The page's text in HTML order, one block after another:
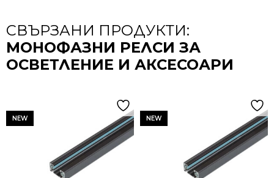
СВЪРЗАНИ ПРОДУКТИ:
МОНОФАЗНИ РЕЛСИ ЗА
ОСВЕТЛЕНИЕ И АКСЕСОАРИ
NEW NEW